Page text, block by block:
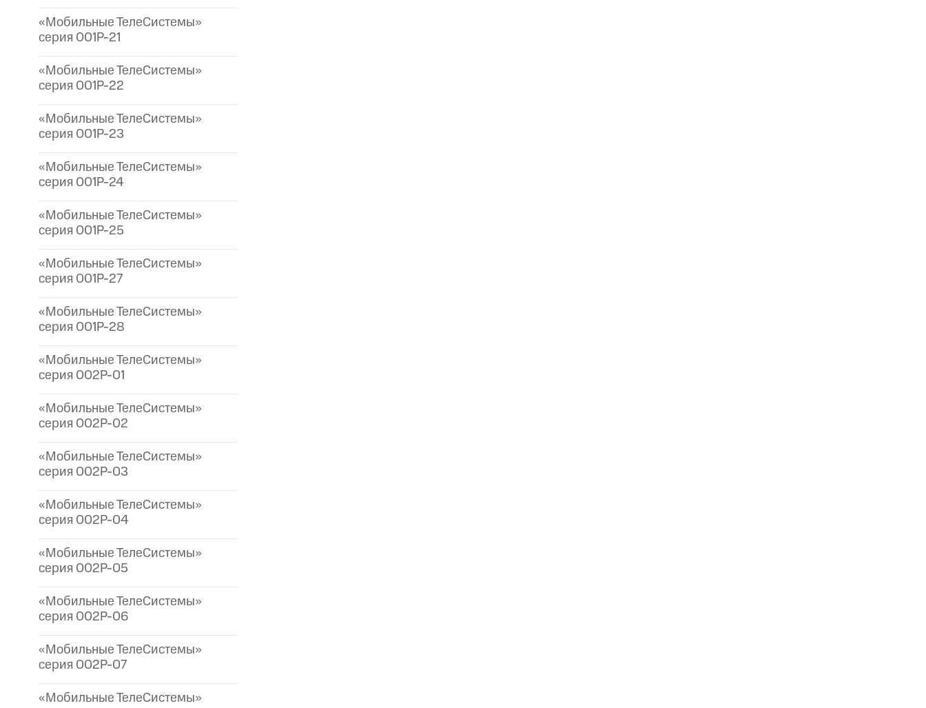
«Мобильные ТелеСистемы»
серия 001P-21
«Мобильные ТелеСистемы»
серия 001P-22
«Мобильные ТелеСистемы»
серия 001P-23
«Мобильные ТелеСистемы»
серия 001P-24
«Мобильные ТелеСистемы»
серия 001P-25
«Мобильные ТелеСистемы»
серия 001P-27
«Мобильные ТелеСистемы»
серия 001P-28
«Мобильные ТелеСистемы»
серия 002P-01
«Мобильные ТелеСистемы»
серия 002P-02
«Мобильные ТелеСистемы»
серия 002P-03
«Мобильные ТелеСистемы»
серия 002P-04
«Мобильные ТелеСистемы»
серия 002P-05
«Мобильные ТелеСистемы»
серия 002P-06
«Мобильные ТелеСистемы»
серия 002P-07
«Мобильные ТелеСистемы»